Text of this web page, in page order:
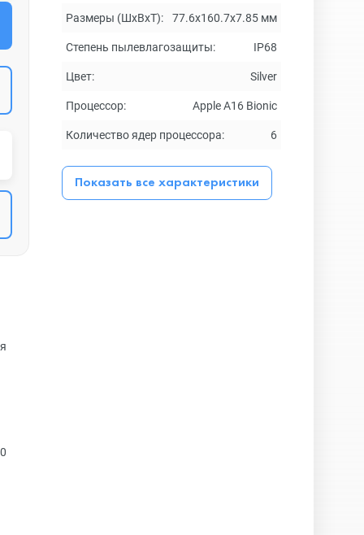
Размеры (ШxВxТ): 77.6x160.7x7.85 мм
Степень пылевлагозащиты: IP68
Цвет: Silver
Процессор: Apple A16 Bionic
Количество ядер процессора: 6
Показать все характеристики